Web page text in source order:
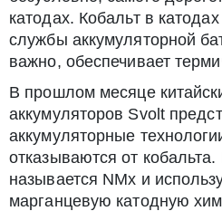
катодах. Кобальт в
службы аккумуляторной
важно, обеспечивает
В прошлом месяце
аккумуляторов Svolt
аккумуляторные
отказываются от
называется NMx и
марганцевую катодную